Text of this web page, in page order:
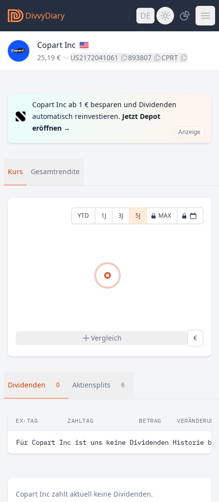
DivvyDiary DE
Copart Inc
25,19 € US2172041061 893807 CPRT
Copart Inc ab 1 € besparen und Dividenden
automatisch reinvestieren. Jetzt Depot
eröffnen → Anzeige
Kurs Gesamtrendite
YTD 1J 3J 5J MAX
Vergleich €
Dividenden 0 Aktiensplits 6
EX-TAG ZAHLTAG BETRAG VERÄNDERUNG
Für Copart Inc ist uns keine Dividenden Historie
Copart Inc zahlt aktuell keine Dividenden.